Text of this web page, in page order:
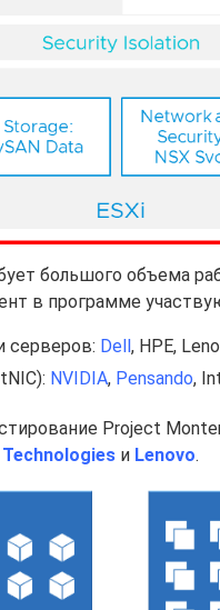
большого объема
в программе
серверов: Dell, HPE,
NVIDIA, Pensando,
Project
Technologies и Lenovo.